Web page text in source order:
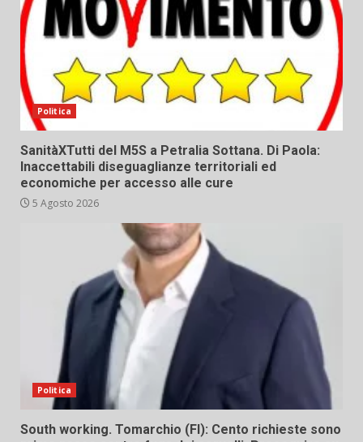
Politica
SanitàXTutti del M5S a Petralia Sottana. Di Paola:
Inaccettabili diseguaglianze territoriali ed
economiche per accesso alle cure
5 Agosto 2026
Politica
South working. Tomarchio (FI): Cento richieste sono